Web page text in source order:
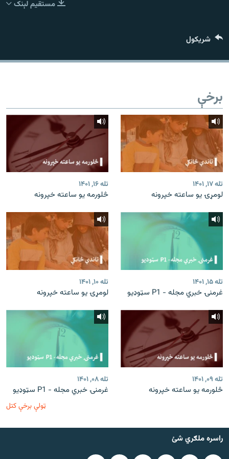
دري پاڼه
د ازادې اروپا/ ازادي راډيو ټولې پاڼې
مستقیم لېنک
شريکول
برخې
تله ۱۷, ۱۴۰۱
لومړۍ یو ساعته خپرونه
تله ۱۶, ۱۴۰۱
څلورمه یو ساعته خپرونه
تله ۱۵, ۱۴۰۱
غرمنۍ خبري مجله - P1 سټوډیو
تله ۱۰, ۱۴۰۱
لومړۍ یو ساعته خپرونه
تله ۰۹, ۱۴۰۱
څلورمه یو ساعته خپرونه
تله ۰۸, ۱۴۰۱
غرمنۍ خبري مجله - P1 سټوډیو
ټولې برخې کتل
راسره ملګري شئ